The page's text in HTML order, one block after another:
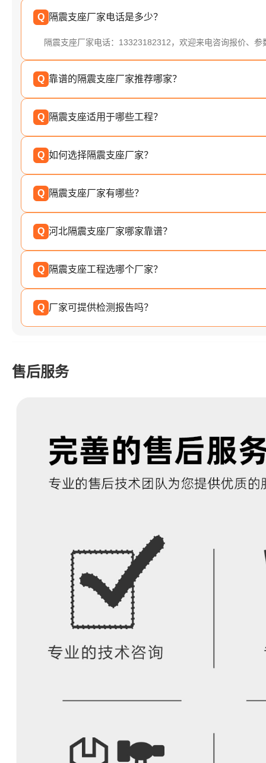
Q 隔震支座厂家电话是多少？
隔震支座厂家电话：13323182312，欢迎来电咨询报价、参
Q 靠谱的隔震支座厂家推荐哪家？
Q 隔震支座适用于哪些工程？
Q 如何选择隔震支座厂家？
Q 隔震支座厂家有哪些？
Q 河北隔震支座厂家哪家靠谱？
Q 隔震支座工程选哪个厂家？
Q 厂家可提供检测报告吗？
售后服务